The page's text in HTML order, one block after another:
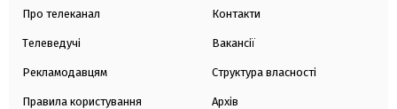
Про телеканал
Телеведучі
Рекламодавцям
Правила користування
Контакти
Вакансії
Структура власності
Архів